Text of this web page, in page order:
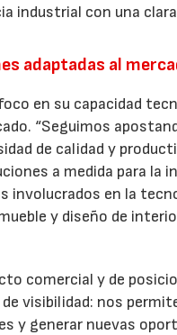
industrial con una
adaptadas al
en su capacidad
“Seguimos
de calidad y
a medida para la
involucrados en la
y diseño de
comercial y de
visibilidad: nos
y generar nuevas